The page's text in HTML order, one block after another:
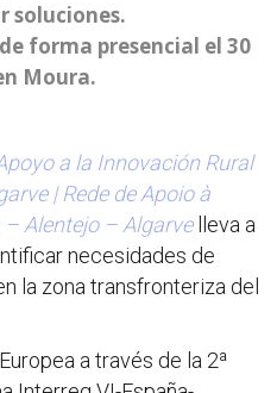
soluciones.
forma presencial el 30
Moura.
a la Innovación Rural
| Rede de Apoio à
Alentejo – Algarvelleva a
necesidades de
la zona transfronteriza del
a través de la 2ª